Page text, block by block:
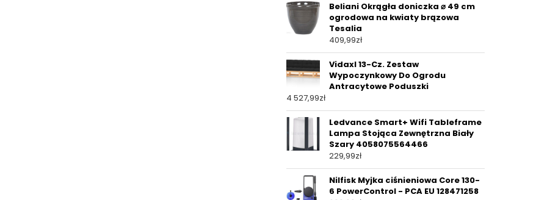
Beliani Okrągła doniczka ⌀ 49 cm
ogrodowa na kwiaty brązowa
Tesalia
409,99zł
Vidaxl 13-Cz. Zestaw
Wypoczynkowy Do Ogrodu
Antracytowe Poduszki
4 527,99zł
Ledvance Smart+ Wifi Tableframe
Lampa Stojąca Zewnętrzna Biały
Szary 4058075564466
229,99zł
Nilfisk Myjka ciśnieniowa Core 130-
6 PowerControl - PCA EU 128471258